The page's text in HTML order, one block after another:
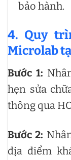
bảo hành.
4. Quy
Microlab
Bước 1:
hẹn sửa
thông qua
Bước 2:
địa điểm